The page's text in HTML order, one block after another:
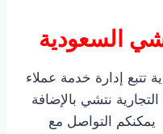
السعودية
تتبع إدارة خدمة عملاء
نتشي بالإضافة
يمكنكم التواصل مع